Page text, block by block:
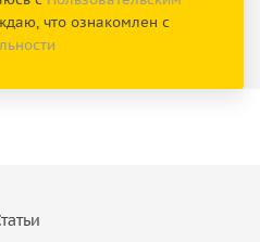
что ознакомлен с